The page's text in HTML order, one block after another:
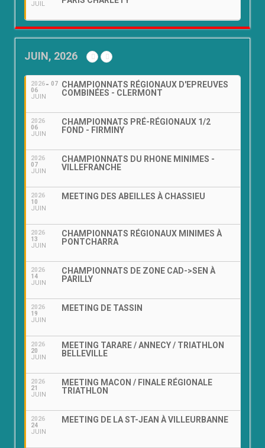
JUIL
JUIN, 2026
2026
06
JUIN
07
CHAMPIONNATS RÉGIONAUX D'EPREUVES
COMBINÉES - CLERMONT
2026
06
JUIN
CHAMPIONNATS PRÉ-RÉGIONAUX 1/2
FOND - FIRMINY
2026
07
JUIN
CHAMPIONNATS DU RHONE MINIMES -
VILLEFRANCHE
2026
10
JUIN
MEETING DES ABEILLES À CHASSIEU
2026
13
JUIN
CHAMPIONNATS RÉGIONAUX MINIMES À
PONTCHARRA
2026
14
JUIN
CHAMPIONNATS DE ZONE CAD->SEN À
PARILLY
2026
19
JUIN
MEETING DE TASSIN
2026
20
JUIN
MEETING TARARE / ANNECY / TRIATHLON
BELLEVILLE
2026
21
JUIN
MEETING MACON / FINALE RÉGIONALE
TRIATHLON
2026
24
JUIN
MEETING DE LA ST-JEAN À VILLEURBANNE